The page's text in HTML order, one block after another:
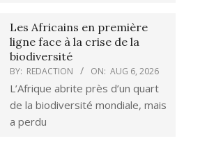
Les Africains en première
ligne face à la crise de la
biodiversité
BY: REDACTION ON: AUG 6, 2026
L’Afrique abrite près d’un quart
de la biodiversité mondiale, mais
a perdu